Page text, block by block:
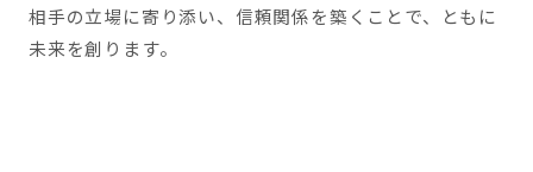
相手の立場に寄り添い、信頼関係を築くことで、ともに
未来を創ります。